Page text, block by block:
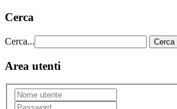
Cerca
Cerca... Cerca
Area utenti